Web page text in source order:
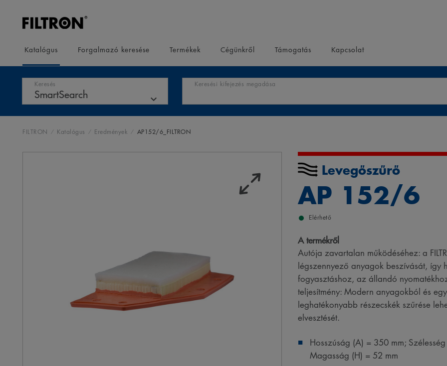
Katalógus Forgalmazó keresése Termékek Cégünkről Támogatás Kapcsolat
Keresés Keresési kifejezés megadása
FILTRON Katalógus Eredmények AP152/6_FILTRON
Levegőszűrő
AP 152/6
Elérhető
A termékről
Autója zavartalan működéséhez: a
légszennyező anyagok beszívását,
fogyasztáshoz, az állandó
teljesítmény: Modern anyagokból és
leghatékonyabb részecskék szűrése
elvesztését.
Hosszúság (A) = 350 mm;
Magasság (H) = 52 mm